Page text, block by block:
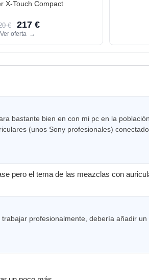
X-Touch Compact
€ 217 €
Ver oferta →
bastante bien en con mi pc en la
(unos Sony profesionales)
pero el tema de las meazclas con
profesionalmente, debería añadir